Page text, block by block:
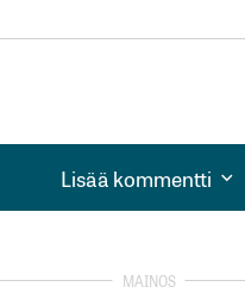
Lisää kommentti
Lisää kommentti